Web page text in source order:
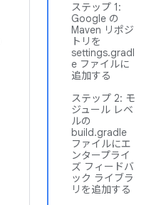
ステップ 1:
Google の
Maven リポジ
トリを
settings.gradl
e ファイルに
追加する
ステップ 2: モ
ジュール レベ
ルの
build.gradle
ファイルにエ
ンタープライ
ズ フィードバ
ック ライブラ
リを追加する